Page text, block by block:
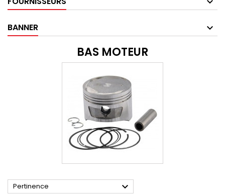
BANNER
BAS MOTEUR
Pertinence 